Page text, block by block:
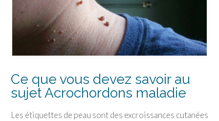
Ce que vous devez savoir au
sujet Acrochordons maladie
Les étiquettes de peau sont des excroissances cutanées